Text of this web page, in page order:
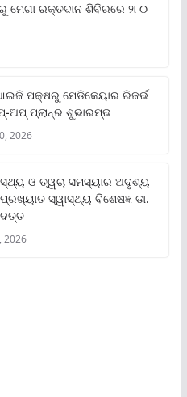
ରକ୍ତଦାନ ଶିବିରରେ ୨୮୦
ପକ୍ଷରୁ ମେଡିକେୟାର ରିଜର୍ଭ
ଅପ୍ ପ୍ଲାନ୍‌ର ଶୁଭାରମ୍ଭ
2026
ଓ ତ୍ୱଚା ସମସ୍ୟାର ଅଦୃଶ୍ୟ
ସ୍ୱାସ୍ଥ୍ୟ ବିଶେଷଜ୍ଞ ଡା.
2026